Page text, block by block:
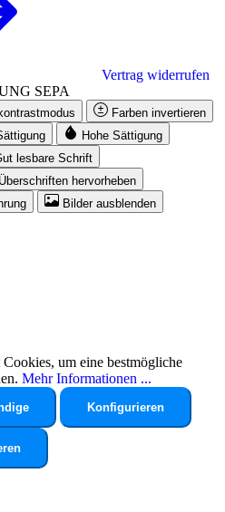
Vertrag widerrufen
SEPA
Farben invertieren
Hohe Sättigung
lesbare Schrift
Überschriften hervorheben
Bilder ausblenden
um eine bestmögliche
Mehr Informationen ...
Konfigurieren